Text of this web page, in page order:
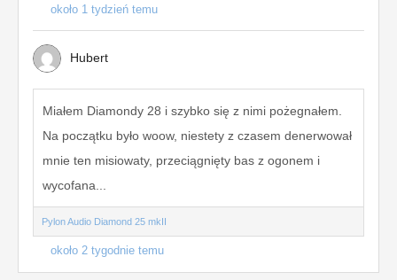
około 1 tydzień temu
Hubert
Miałem Diamondy 28 i szybko się z nimi pożegnałem.
Na początku było woow, niestety z czasem denerwował
mnie ten misiowaty, przeciągnięty bas z ogonem i
wycofana...
Pylon Audio Diamond 25 mkII
około 2 tygodnie temu